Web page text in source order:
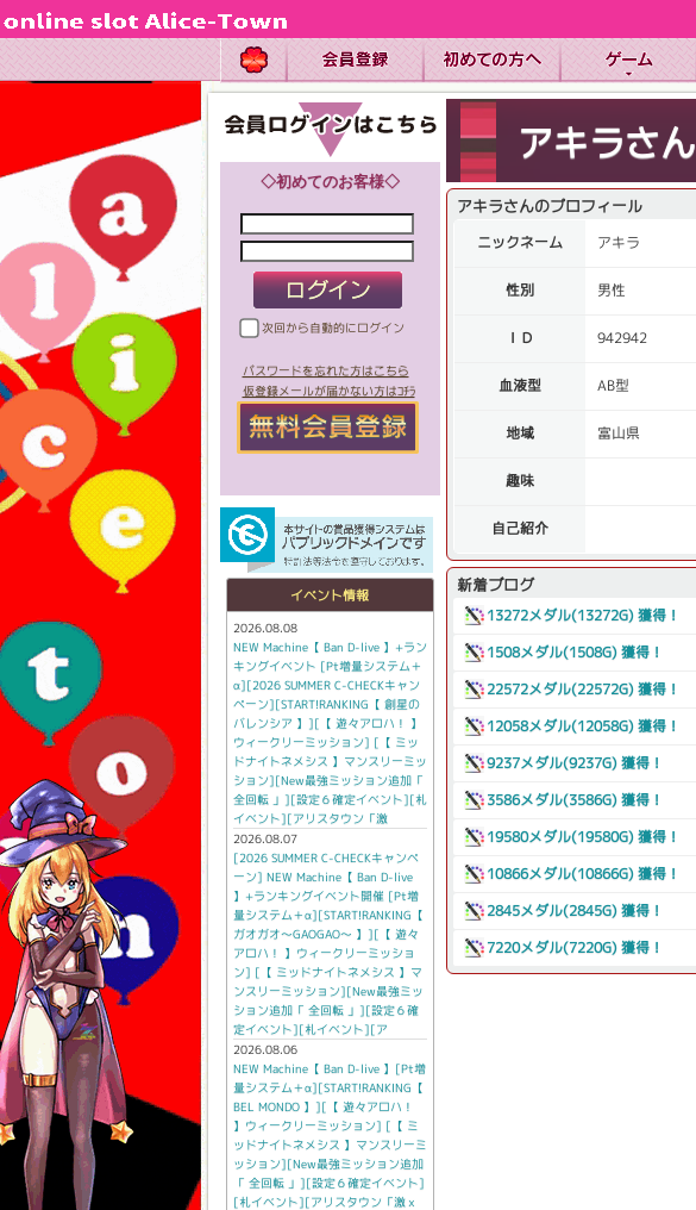
アキラさん
アキラさんのプロフィール
ニックネーム アキラ
性別 男性
ＩＤ 942942
血液型 AB型
地域 富山県
趣味
自己紹介
新着ブログ
13272メダル(13272G) 獲得！
1508メダル(1508G) 獲得！
22572メダル(22572G) 獲得！
12058メダル(12058G) 獲得！
9237メダル(9237G) 獲得！
3586メダル(3586G) 獲得！
19580メダル(19580G) 獲得！
10866メダル(10866G) 獲得！
2845メダル(2845G) 獲得！
7220メダル(7220G) 獲得！
◇初めてのお客様◇
次回から自動的にログイン
パスワードを忘れた方はこちら
仮登録メールが届かない方はｺﾁﾗ
イベント情報
2026.08.08
NEW Machine【 Ban D-live 】+ラン
キングイベント [Pt増量システム＋
α][2026 SUMMER C-CHECKキャン
ペーン][START!RANKING【 創星の
バレンシア 】][【 遊々アロハ！ 】
ウィークリーミッション] [【 ミッ
ドナイトネメシス 】マンスリーミッ
ション][New最強ミッション追加「
全回転 」][設定６確定イベント][札
イベント][アリスタウン「激
2026.08.07
[2026 SUMMER C-CHECKキャンペ
ーン] NEW Machine【 Ban D-live
】+ランキングイベント開催 [Pt増
量システム＋α][START!RANKING【
ガオガオ～GAOGAO～ 】][【 遊々
アロハ！ 】ウィークリーミッショ
ン] [【 ミッドナイトネメシス 】マ
ンスリーミッション][New最強ミッ
ション追加「 全回転 」][設定６確
定イベント][札イベント][ア
2026.08.06
NEW Machine【 Ban D-live 】[Pt増
量システム＋α][START!RANKING【
BEL MONDO 】][【 遊々アロハ！
】ウィークリーミッション] [【 ミ
ッドナイトネメシス 】マンスリーミ
ッション][New最強ミッション追加
「 全回転 」][設定６確定イベント]
[札イベント][アリスタウン「激ｘ